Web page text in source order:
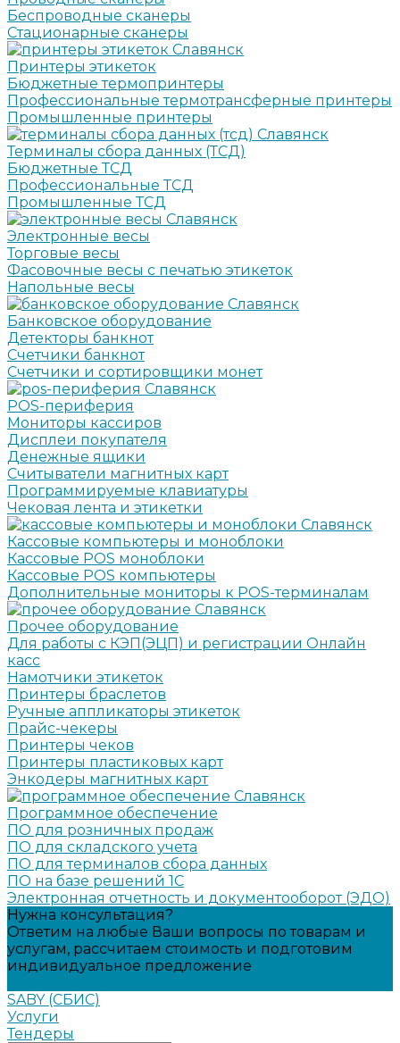
Беспроводные сканеры
Стационарные сканеры
Принтеры этикеток
Бюджетные термопринтеры
Профессиональные термотрансферные принтеры
Промышленные принтеры
Терминалы сбора данных (ТСД)
Бюджетные ТСД
Профессиональные ТСД
Промышленные ТСД
Электронные весы
Торговые весы
Фасовочные весы с печатью этикеток
Напольные весы
Банковское оборудование
Детекторы банкнот
Счетчики банкнот
Счетчики и сортировщики монет
POS-периферия
Мониторы кассиров
Дисплеи покупателя
Денежные ящики
Считыватели магнитных карт
Программируемые клавиатуры
Чековая лента и этикетки
Кассовые компьютеры и моноблоки
Кассовые POS моноблоки
Кассовые POS компьютеры
Дополнительные мониторы к POS-терминалам
Прочее оборудование
Для работы с КЭП(ЭЦП) и регистрации Онлайн
касс
Намотчики этикеток
Принтеры браслетов
Ручные аппликаторы этикеток
Прайс-чекеры
Принтеры чеков
Принтеры пластиковых карт
Энкодеры магнитных карт
Программное обеспечение
ПО для розничных продаж
ПО для складского учета
ПО для терминалов сбора данных
ПО на базе решений 1С
Электронная отчетность и документооборот (ЭДО)
Нужна консультация?
Ответим на любые Ваши вопросы по товарам и
услугам, рассчитаем стоимость и подготовим
индивидуальное предложение
SABY (СБИС)
Услуги
Тендеры